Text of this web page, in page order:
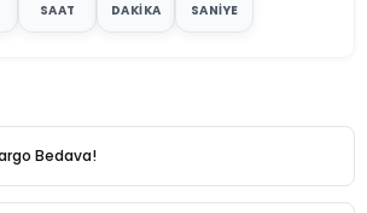
SAAT DAKIKA SANIYE
Bedava!